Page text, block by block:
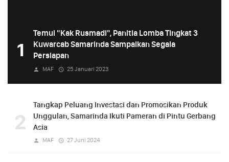
1
Temui "Kak Rusmadi", Panitia Lomba Tingkat 3
Kuwarcab Samarinda Sampaikan Segala
Persiapan
MAF 25 Januari 2023
2
Tangkap Peluang Investasi dan Promosikan Produk
Unggulan, Samarinda Ikuti Pameran di Pintu Gerbang
Asia
MAF 27 Juni 2024